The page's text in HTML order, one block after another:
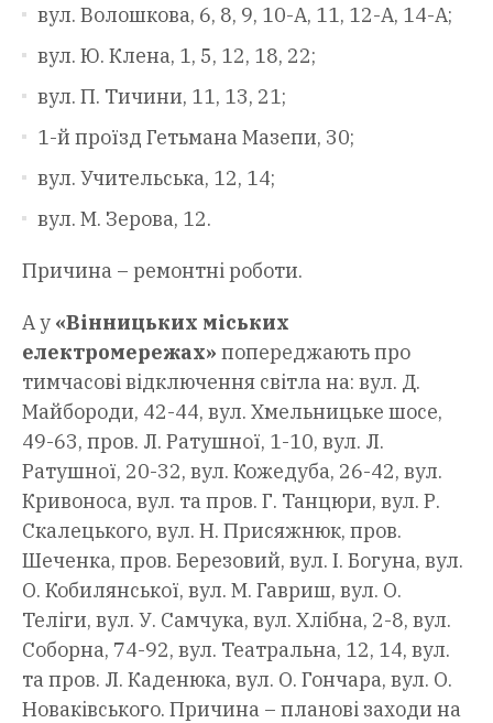
вул. Волошкова, 6, 8, 9, 10-А, 11, 12-А, 14-А;
вул. Ю. Клена, 1, 5, 12, 18, 22;
вул. П. Тичини, 11, 13, 21;
1-й проїзд Гетьмана Мазепи, 30;
вул. Учительська, 12, 14;
вул. М. Зерова, 12.
Причина – ремонтні роботи.
А у «Вінницьких міських
електромережах» попереджають про
тимчасові відключення світла на: вул. Д.
Майбороди, 42-44, вул. Хмельницьке шосе,
49-63, пров. Л. Ратушної, 1-10, вул. Л.
Ратушної, 20-32, вул. Кожедуба, 26-42, вул.
Кривоноса, вул. та пров. Г. Танцюри, вул. Р.
Скалецького, вул. Н. Присяжнюк, пров.
Шеченка, пров. Березовий, вул. І. Богуна, вул.
О. Кобилянської, вул. М. Гавриш, вул. О.
Теліги, вул. У. Самчука, вул. Хлібна, 2-8, вул.
Соборна, 74-92, вул. Театральна, 12, 14, вул.
та пров. Л. Каденюка, вул. О. Гончара, вул. О.
Новаківського. Причина – планові заходи на